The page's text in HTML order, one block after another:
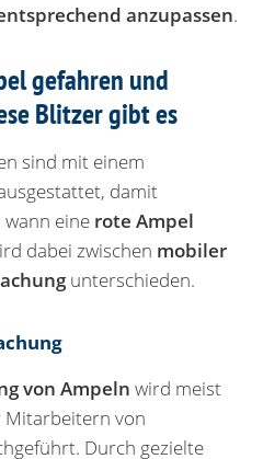
anzupassen.
gefahren und
Blitzer gibt es
sind mit einem
damit
eine rote Ampel
dabei zwischen mobiler
unterschieden.
von Ampeln wird meist
Mitarbeitern von
Durch gezielte